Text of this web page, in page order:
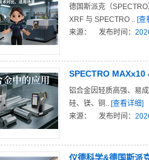
德国斯派克（
XRF 与 SPECTRO .. [查
来源：
发布时间：
SPECTRO MAXx10
铝合金因轻质高强、易
硅、镁、铜.. [查看详细]
来源：
发布时间：
仪德科学&德国斯派